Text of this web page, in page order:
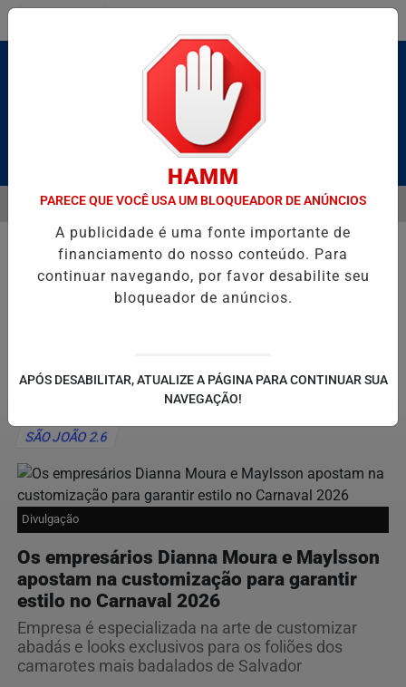
Pesquisar Notícia
HOMENAGEIA UZIEL BUENO NO TERRAÇO MINEIRO
EM ALTA
MENU
SÃO JOÃO 2.6
Divulgação
Os empresários Dianna Moura e Maylsson
apostam na customização para garantir
estilo no Carnaval 2026
Empresa é especializada na arte de customizar
abadás e looks exclusivos para os foliões dos
camarotes mais badalados de Salvador
HAMM
PARECE QUE VOCÊ USA UM BLOQUEADOR DE ANÚNCIOS
A publicidade é uma fonte importante de
financiamento do nosso conteúdo. Para
continuar navegando, por favor desabilite seu
bloqueador de anúncios.
APÓS DESABILITAR, ATUALIZE A PÁGINA PARA CONTINUAR SUA
NAVEGAÇÃO!